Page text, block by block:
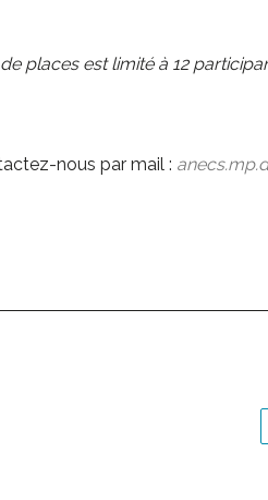
places est limité à 12
nous par mail :